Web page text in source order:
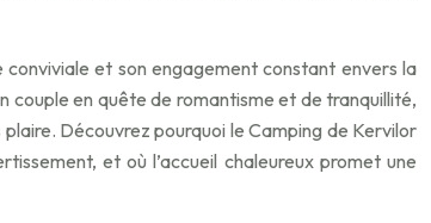
et son engagement constant envers la
couple en quête de romantisme et de tranquillité,
Découvrez pourquoi le Camping de Kervilor
et où l’accueil chaleureux promet une